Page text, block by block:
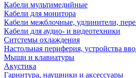
Кабели мультимедийные
Кабели для монитора
Кабели межблочные, удлинители,
Кабели для аудио- и видеотехники
Ситстемы охлаждения
Настольная периферия, устройства
Мыши и клавиатуры
Акустика
Гарнитура, наушники и аксессуары